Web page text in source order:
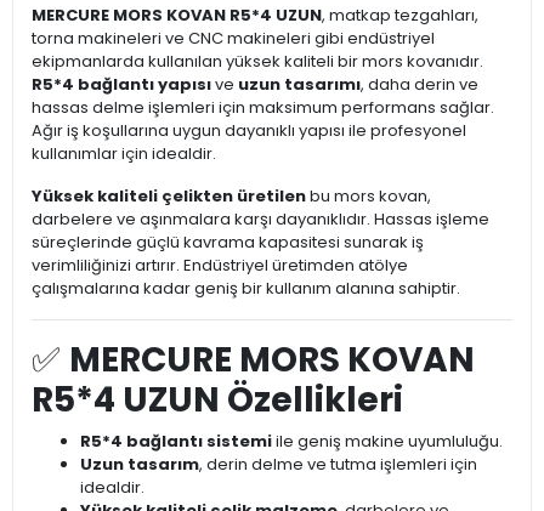
MERCURE MORS KOVAN R5*4 UZUN, matkap tezgahları,
torna makineleri ve CNC makineleri gibi endüstriyel
ekipmanlarda kullanılan yüksek kaliteli bir mors kovanıdır.
R5*4 bağlantı yapısıve uzun tasarımı, daha derin ve
hassas delme işlemleri için maksimum performans sağlar.
Ağır iş koşullarına uygun dayanıklı yapısı ile profesyonel
kullanımlar için idealdir.
Yüksek kaliteli çelikten üretilenbu mors kovan,
darbelere ve aşınmalara karşı dayanıklıdır. Hassas işleme
süreçlerinde güçlü kavrama kapasitesi sunarak iş
verimliliğinizi artırır. Endüstriyel üretimden atölye
çalışmalarına kadar geniş bir kullanım alanına sahiptir.
✅ MERCURE MORS KOVAN
R5*4 UZUN Özellikleri
R5*4 bağlantı sistemiile geniş makine uyumluluğu.
Uzun tasarım, derin delme ve tutma işlemleri için
idealdir.